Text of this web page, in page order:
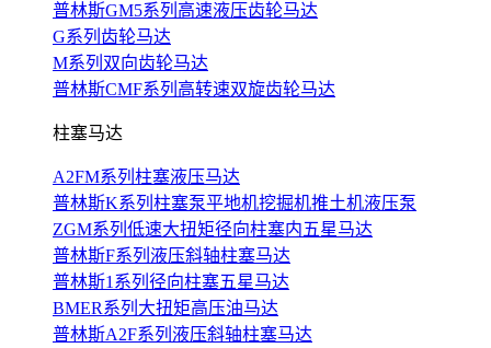
普林斯GM5系列高速液压齿轮马达
G系列齿轮马达
M系列双向齿轮马达
普林斯CMF系列高转速双旋齿轮马达
柱塞马达
A2FM系列柱塞液压马达
普林斯K系列柱塞泵平地机挖掘机推土机液压泵
ZGM系列低速大扭矩径向柱塞内五星马达
普林斯F系列液压斜轴柱塞马达
普林斯1系列径向柱塞五星马达
BMER系列大扭矩高压油马达
普林斯A2F系列液压斜轴柱塞马达